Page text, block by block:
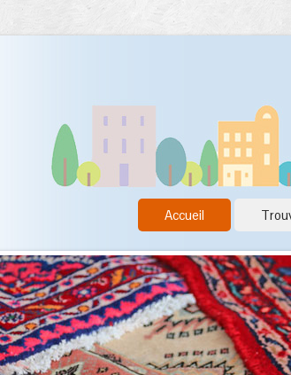
Accueil